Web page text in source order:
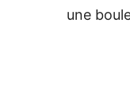
une